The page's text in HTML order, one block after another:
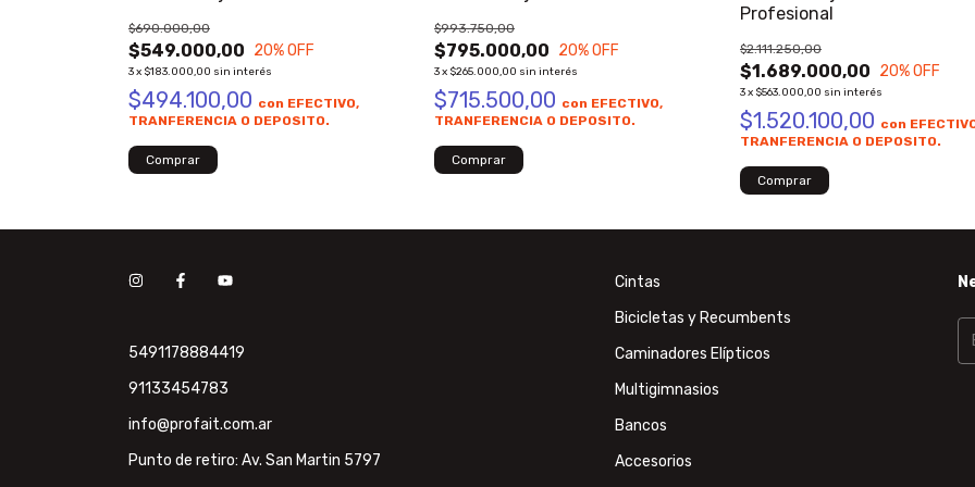
$549.000,00
$690.000,00
20% OFF
3x $183.000,00 sin interés
$494.100,00 con EFECTIVO,
TRANFERENCIA O DEPOSITO.
$795.000,00
$993.750,00
20% OFF
3x $265.000,00 sin interés
$715.500,00 con EFECTIVO,
TRANFERENCIA O DEPOSITO.
Profesional
$1.689.000,00
$2.111.250,00
20% OFF
3x $563.000,00 sin interés
$1.520.100,00 con
TRANFERENCIA O DEPOSITO.
5491178884419
91133454783
info@profait.com.ar
Punto de retiro: Av. San Martin 5797
Cintas
Bicicletas y Recumbents
Caminadores Elípticos
Multigimnasios
Bancos
Accesorios